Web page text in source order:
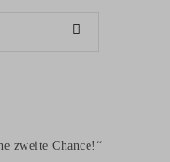
zweite Chance!“